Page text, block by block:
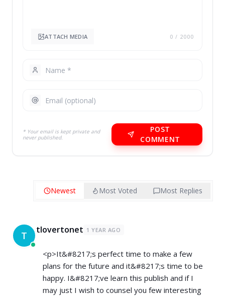
ATTACH MEDIA 0 / 2000
* Your email is kept private and
never published.
POST
COMMENT
Newest Most Voted Most Replies
T tlovertonet 1 YEAR AGO
<p>It&#8217;s perfect time to make a few
plans for the future and it&#8217;s time to be
happy. I&#8217;ve learn this publish and if I
may just I wish to counsel you few interesting